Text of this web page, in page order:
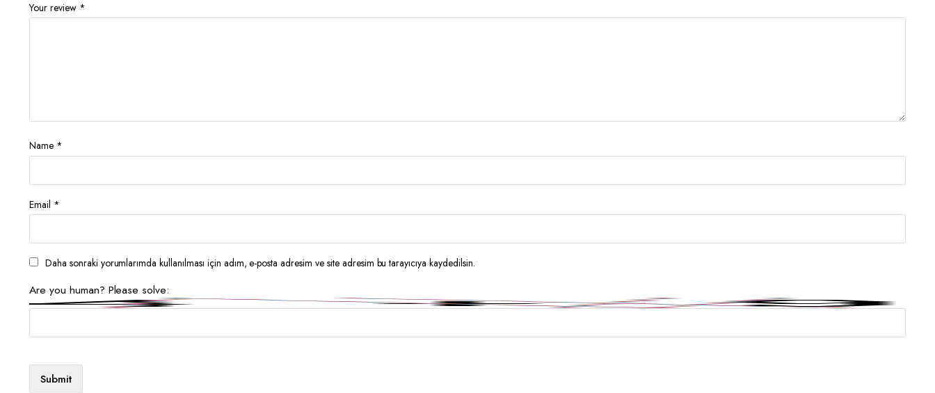
Your review *
Name *
Email *
Daha sonraki yorumlarımda kullanılması için adım, e-posta adresim ve site adresim bu tarayıcıya kaydedilsin.
Are you human? Please solve: